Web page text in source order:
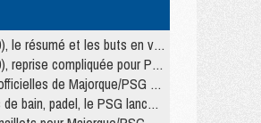
résumé et les buts en video
compliquée pour Paris
PSG avec Kvara et de nombreux jeunes
le PSG lance sa collection été